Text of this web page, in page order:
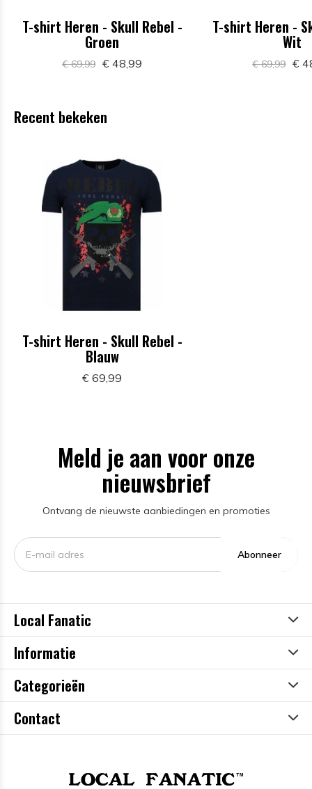
T-shirt Heren - Skull Rebel -
Groen
€ 69,99 € 48,99
T-shirt Heren -
Wit
€ 69,99 €
Recent bekeken
T-shirt Heren - Skull Rebel -
Blauw
€ 69,99
Meld je aan voor onze
nieuwsbrief
Ontvang de nieuwste aanbiedingen en promoties
Abonneer
Local Fanatic
Informatie
Categorieën
Contact